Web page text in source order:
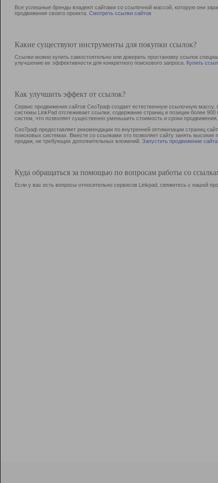
Все успешные бренды владеют сайтами со ссылочной массой, которую они
продвижения своего проекта. Смотреть ссылки сайтов
Какие существуют инструменты для покупки ссылок?
Ссылки можно купить самостоятельно или доверить простановку ссылок
улучшению их эффективности для конкретного поискового запроса. Купить
Как улучшить эффект от ссылок?
Сервис продвижения сайтов СеоТраф создает естественную ссылочную
системы LinkPad отслеживает ссылки, содержание страниц и позиции более
систем, что позволяет существенно уменьшить стоимость и сроки продвижения.
СеоТраф предоставляет рекомендации по внутренней оптимизации страниц
поисковых системах. Вместе со ссылками это позволяет сайту занять
продаж, не требующих дополнительных вложений. Запустить продвижение сайта
Куда обращаться за помощью по вопросам работы со
Если у вас есть вопросы относительно сервисов Linkpad, свяжитесь с нашей